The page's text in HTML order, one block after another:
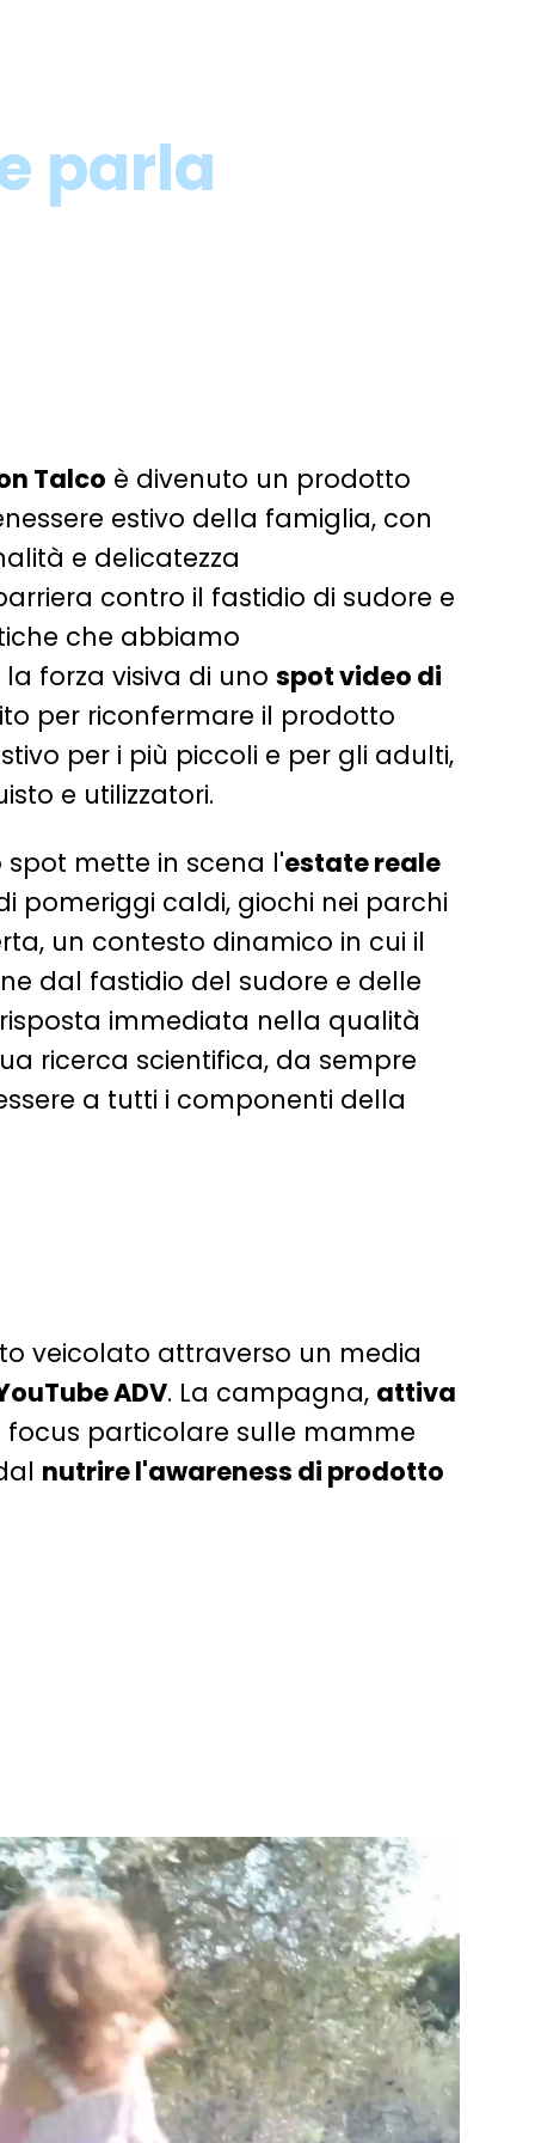
parla
Talco è divenuto un prodotto
estivo della famiglia, con
e delicatezza
contro il fastidio di sudore e
che abbiamo
forza visiva di uno spot video di
per riconfermare il prodotto
per i più piccoli e per gli adulti,
e utilizzatori.
mette in scena l'estate reale
pomeriggi caldi, giochi nei parchi
un contesto dinamico in cui il
dal fastidio del sudore e delle
immediata nella qualità
ricerca scientifica, da sempre
a tutti i componenti della
veicolato attraverso un media
ADV. La campagna, attiva
particolare sulle mamme
nutrire l'awareness di prodotto